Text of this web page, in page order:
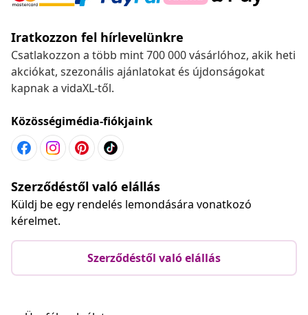
Iratkozzon fel hírlevelünkre
Csatlakozzon a több mint 700 000 vásárlóhoz, akik heti
akciókat, szezonális ajánlatokat és újdonságokat
kapnak a vidaXL-től.
Közösségimédia-fiókjaink
Szerződéstől való elállás
Küldj be egy rendelés lemondására vonatkozó
kérelmet.
Szerződéstől való elállás